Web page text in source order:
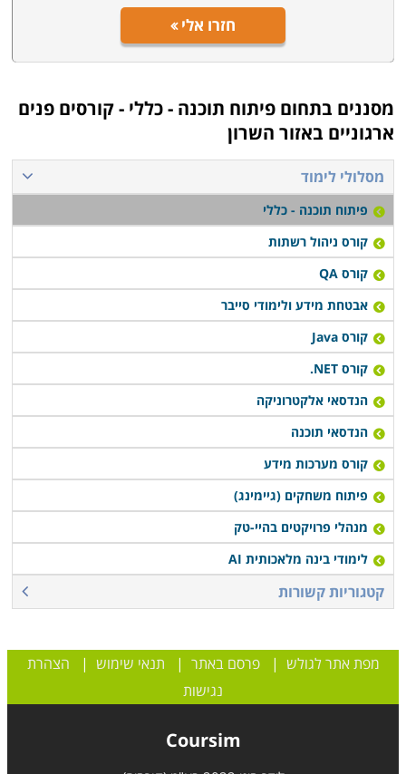
חזרו אלי
מסננים בתחום פיתוח תוכנה - כללי - קורסים פנים
ארגוניים באזור השרון
מסלולי לימוד
פיתוח תוכנה - כללי
קורס ניהול רשתות
קורס QA
אבטחת מידע ולימודי סייבר
קורס Java
קורס NET.
הנדסאי אלקטרוניקה
הנדסאי תוכנה
קורס מערכות מידע
פיתוח משחקים (גיימינג)
מנהלי פרויקטים בהיי-טק
לימודי בינה מלאכותית AI
קטגוריות קשורות
מפת אתר לגולש |פרסם באתר | תנאי שימוש | הצהרת
נגישות
Coursim